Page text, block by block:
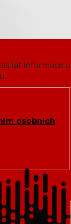
informace o
osobních